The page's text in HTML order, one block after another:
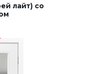
лайт) со